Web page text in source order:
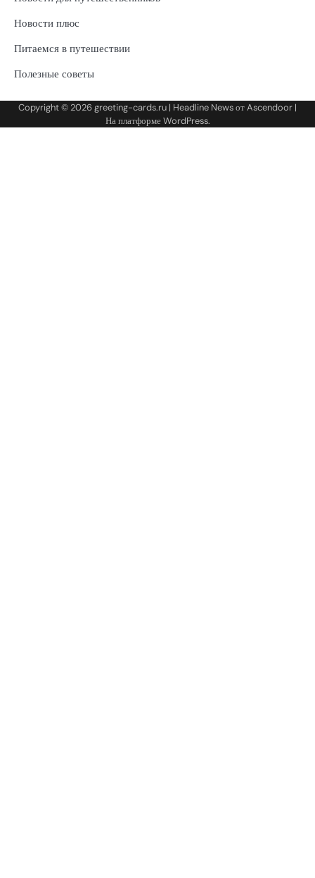
Новости плюс
Питаемся в путешествии
Полезные советы
Copyright © 2026greeting-cards.ru | Headline News отAscendoor |
На платформеWordPress.